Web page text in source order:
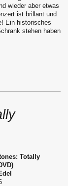
wieder aber etwas
ist brillant und
Ein historisches
stehen haben
Totally